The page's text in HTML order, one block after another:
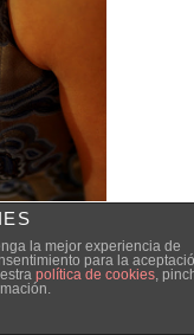
la mejor experiencia de
para la
política de cookies,